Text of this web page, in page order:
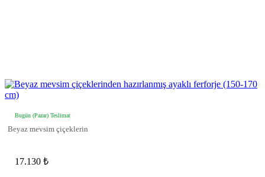
Bugün (Pazar) Teslimat
Beyaz mevsim çiçeklerin
17.130 ₺